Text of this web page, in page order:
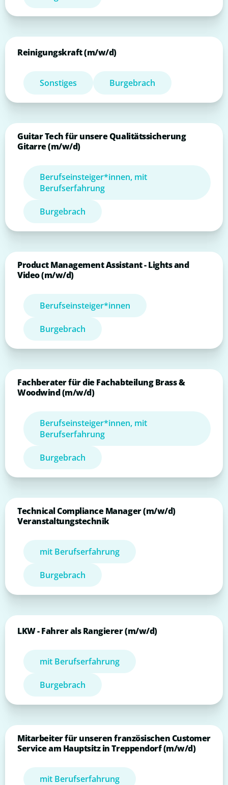
Reinigungskraft (m/w/d)
Sonstiges Burgebrach
Guitar Tech für unsere Qualitätssicherung
Gitarre (m/w/d)
Berufseinsteiger*innen, mit
Berufserfahrung
Burgebrach
Product Management Assistant - Lights and
Video (m/w/d)
Berufseinsteiger*innen
Burgebrach
Fachberater für die Fachabteilung Brass &
Woodwind (m/w/d)
Berufseinsteiger*innen, mit
Berufserfahrung
Burgebrach
Technical Compliance Manager (m/w/d)
Veranstaltungstechnik
mit Berufserfahrung
Burgebrach
LKW - Fahrer als Rangierer (m/w/d)
mit Berufserfahrung
Burgebrach
Mitarbeiter für unseren französischen Customer
Service am Hauptsitz in Treppendorf (m/w/d)
mit Berufserfahrung